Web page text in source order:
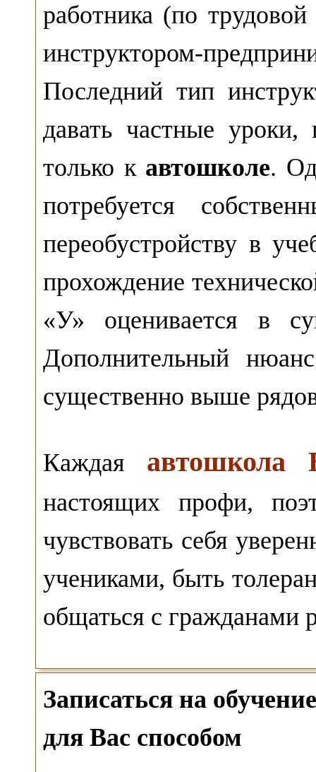
работника (по
инструктором-
Последний тип
давать частные уроки,
только к автошколе.
потребуется
переобустройству в
прохождение
«У» оценивается в
Дополнительный
существенно выше
Каждая автошкола
настоящих профи,
чувствовать себя
учениками, быть
общаться с гражданами
Записаться на
для Вас способом